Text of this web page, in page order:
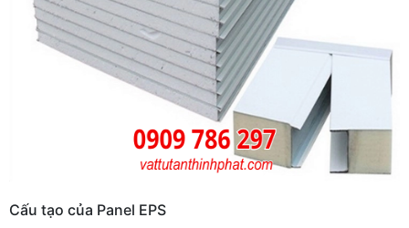
Cấu tạo của Panel EPS